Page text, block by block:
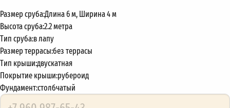
Размер сруба:Длина 6 м, Ширина 4 м
Высота сруба:2.2 метра
Тип сруба:в лапу
Размер террасы:без террасы
Тип крыши:двускатная
Покрытие крыши:рубероид
Фундамент:столбчатый